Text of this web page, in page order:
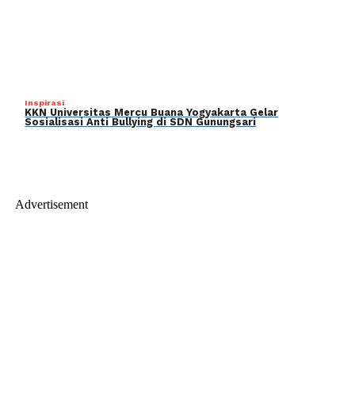
Inspirasi
KKN Universitas Mercu Buana Yogyakarta Gelar
Sosialisasi Anti Bullying di SDN Gunungsari
Advertisement